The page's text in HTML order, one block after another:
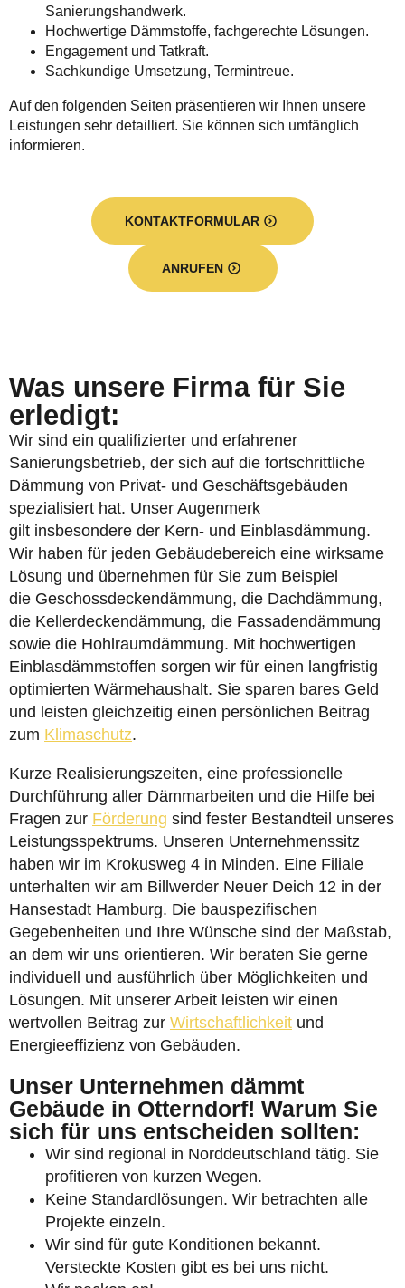
Sanierungshandwerk.
Hochwertige Dämmstoffe, fachgerechte Lösungen.
Engagement und Tatkraft.
Sachkundige Umsetzung, Termintreue.
Auf den folgenden Seiten präsentieren wir Ihnen unsere
Leistungen sehr detailliert. Sie können sich umfänglich
informieren.
KONTAKTFORMULAR
ANRUFEN
Was unsere Firma für Sie
erledigt:
Wir sind ein qualifizierter und erfahrener
Sanierungsbetrieb, der sich auf die fortschrittliche
Dämmung von Privat- und Geschäftsgebäuden
spezialisiert hat. Unser Augenmerk
gilt insbesondere der Kern- und Einblasdämmung.
Wir haben für jeden Gebäudebereich eine wirksame
Lösung und übernehmen für Sie zum Beispiel
die Geschossdeckendämmung, die Dachdämmung,
die Kellerdeckendämmung, die Fassadendämmung
sowie die Hohlraumdämmung. Mit hochwertigen
Einblasdämmstoffen sorgen wir für einen langfristig
optimierten Wärmehaushalt. Sie sparen bares Geld
und leisten gleichzeitig einen persönlichen Beitrag
zum Klimaschutz.
Kurze Realisierungszeiten, eine professionelle
Durchführung aller Dämmarbeiten und die Hilfe bei
Fragen zur Förderung sind fester Bestandteil unseres
Leistungsspektrums. Unseren Unternehmenssitz
haben wir im Krokusweg 4 in Minden. Eine Filiale
unterhalten wir am Billwerder Neuer Deich 12 in der
Hansestadt Hamburg. Die bauspezifischen
Gegebenheiten und Ihre Wünsche sind der Maßstab,
an dem wir uns orientieren. Wir beraten Sie gerne
individuell und ausführlich über Möglichkeiten und
Lösungen. Mit unserer Arbeit leisten wir einen
wertvollen Beitrag zur Wirtschaftlichkeit und
Energieeffizienz von Gebäuden.
Unser Unternehmen dämmt
Gebäude in Otterndorf! Warum Sie
sich für uns entscheiden sollten:
Wir sind regional in Norddeutschland tätig. Sie
profitieren von kurzen Wegen.
Keine Standardlösungen. Wir betrachten alle
Projekte einzeln.
Wir sind für gute Konditionen bekannt.
Versteckte Kosten gibt es bei uns nicht.